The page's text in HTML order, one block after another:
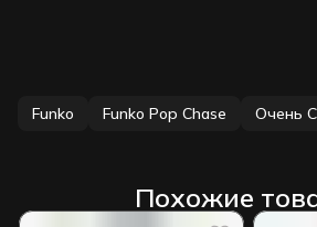
Funko Funko Pop Chase Очень
Похожие